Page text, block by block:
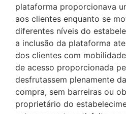
plataforma proporcionava
aos clientes enquanto se
diferentes níveis do
a inclusão da plataforma
dos clientes com
de acesso proporcionada
desfrutassem plenamente
compra, sem barreiras ou
proprietário do